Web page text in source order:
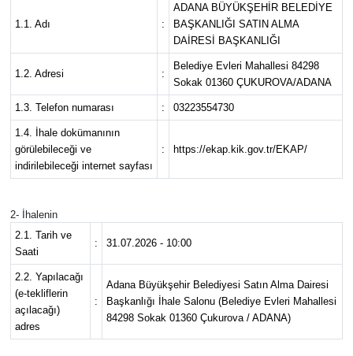
1.1. Adı :
ADANA BÜYÜKŞEHİR BELEDİYE
BAŞKANLIĞI SATIN ALMA
DAİRESİ BAŞKANLIĞI
1.2. Adresi :
Belediye Evleri Mahallesi 84298
Sokak 01360 ÇUKUROVA/ADANA
1.3. Telefon numarası : 03223554730
1.4. İhale dokümanının
görülebileceği ve
indirilebileceği internet sayfası
: https://ekap.kik.gov.tr/EKAP/
2- İhalenin
2.1. Tarih ve
Saati
: 31.07.2026 - 10:00
2.2. Yapılacağı
(e-tekliflerin
açılacağı)
adres
:
Adana Büyükşehir Belediyesi Satın Alma Dairesi
Başkanlığı İhale Salonu (Belediye Evleri Mahallesi
84298 Sokak 01360 Çukurova / ADANA)
Siyaset
Spor
Yaşam
Yerel Yönetimler
Yurttan